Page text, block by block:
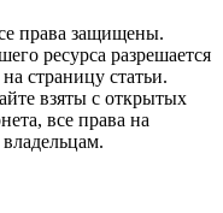
права защищены.
ресурса разрешается
страницу статьи.
взяты с открытых
все права на